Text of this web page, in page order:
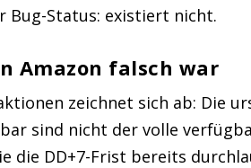
Bug-Status: existiert nicht.
Amazon falsch war
zeichnet sich ab: Die
sind nicht der volle
die DD+7-Frist bereits